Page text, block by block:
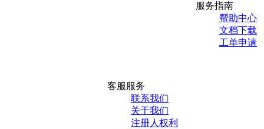
服务指南
帮助中心
文档下载
工单申请
客服服务
联系我们
关于我们
注册人权利